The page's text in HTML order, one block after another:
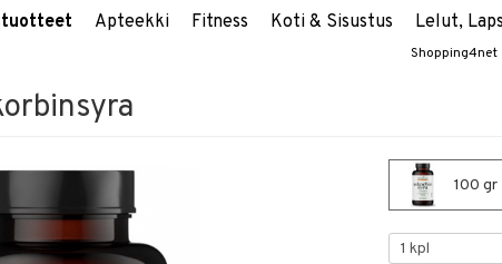
Apteekki Fitness Koti & Sisustus Lelut,
Shopping4net
100 gr